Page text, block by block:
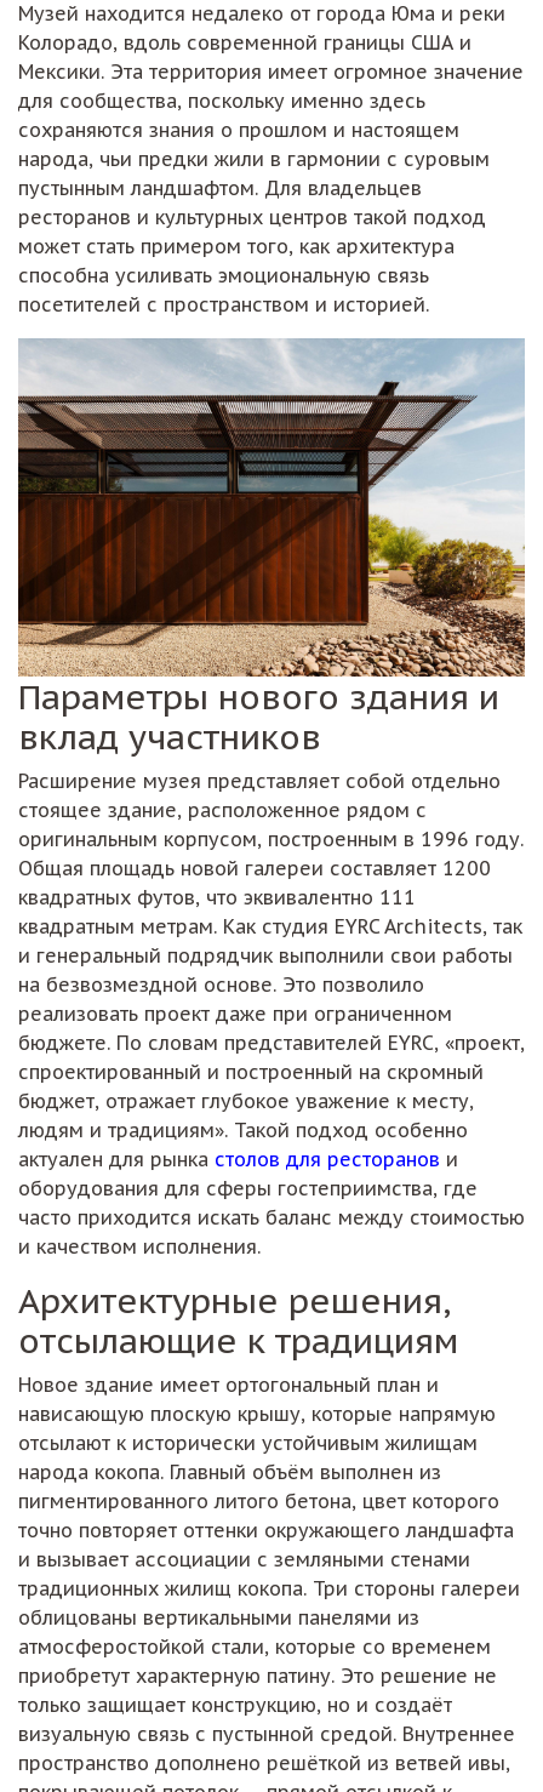
Музей находится недалеко от города Юма и реки
Колорадо, вдоль современной границы США и
Мексики. Эта территория имеет огромное значение
для сообщества, поскольку именно здесь
сохраняются знания о прошлом и настоящем
народа, чьи предки жили в гармонии с суровым
пустынным ландшафтом. Для владельцев
ресторанов и культурных центров такой подход
может стать примером того, как архитектура
способна усиливать эмоциональную связь
посетителей с пространством и историей.
Параметры нового здания и
вклад участников
Расширение музея представляет собой отдельно
стоящее здание, расположенное рядом с
оригинальным корпусом, построенным в 1996 году.
Общая площадь новой галереи составляет 1200
квадратных футов, что эквивалентно 111
квадратным метрам. Как студия EYRC Architects, так
и генеральный подрядчик выполнили свои работы
на безвозмездной основе. Это позволило
реализовать проект даже при ограниченном
бюджете. По словам представителей EYRC, «проект,
спроектированный и построенный на скромный
бюджет, отражает глубокое уважение к месту,
людям и традициям». Такой подход особенно
актуален для рынка столов для ресторанов и
оборудования для сферы гостеприимства, где
часто приходится искать баланс между стоимостью
и качеством исполнения.
Архитектурные решения,
отсылающие к традициям
Новое здание имеет ортогональный план и
нависающую плоскую крышу, которые напрямую
отсылают к исторически устойчивым жилищам
народа кокопа. Главный объём выполнен из
пигментированного литого бетона, цвет которого
точно повторяет оттенки окружающего ландшафта
и вызывает ассоциации с земляными стенами
традиционных жилищ кокопа. Три стороны галереи
облицованы вертикальными панелями из
атмосферостойкой стали, которые со временем
приобретут характерную патину. Это решение не
только защищает конструкцию, но и создаёт
визуальную связь с пустынной средой. Внутреннее
пространство дополнено решёткой из ветвей ивы,